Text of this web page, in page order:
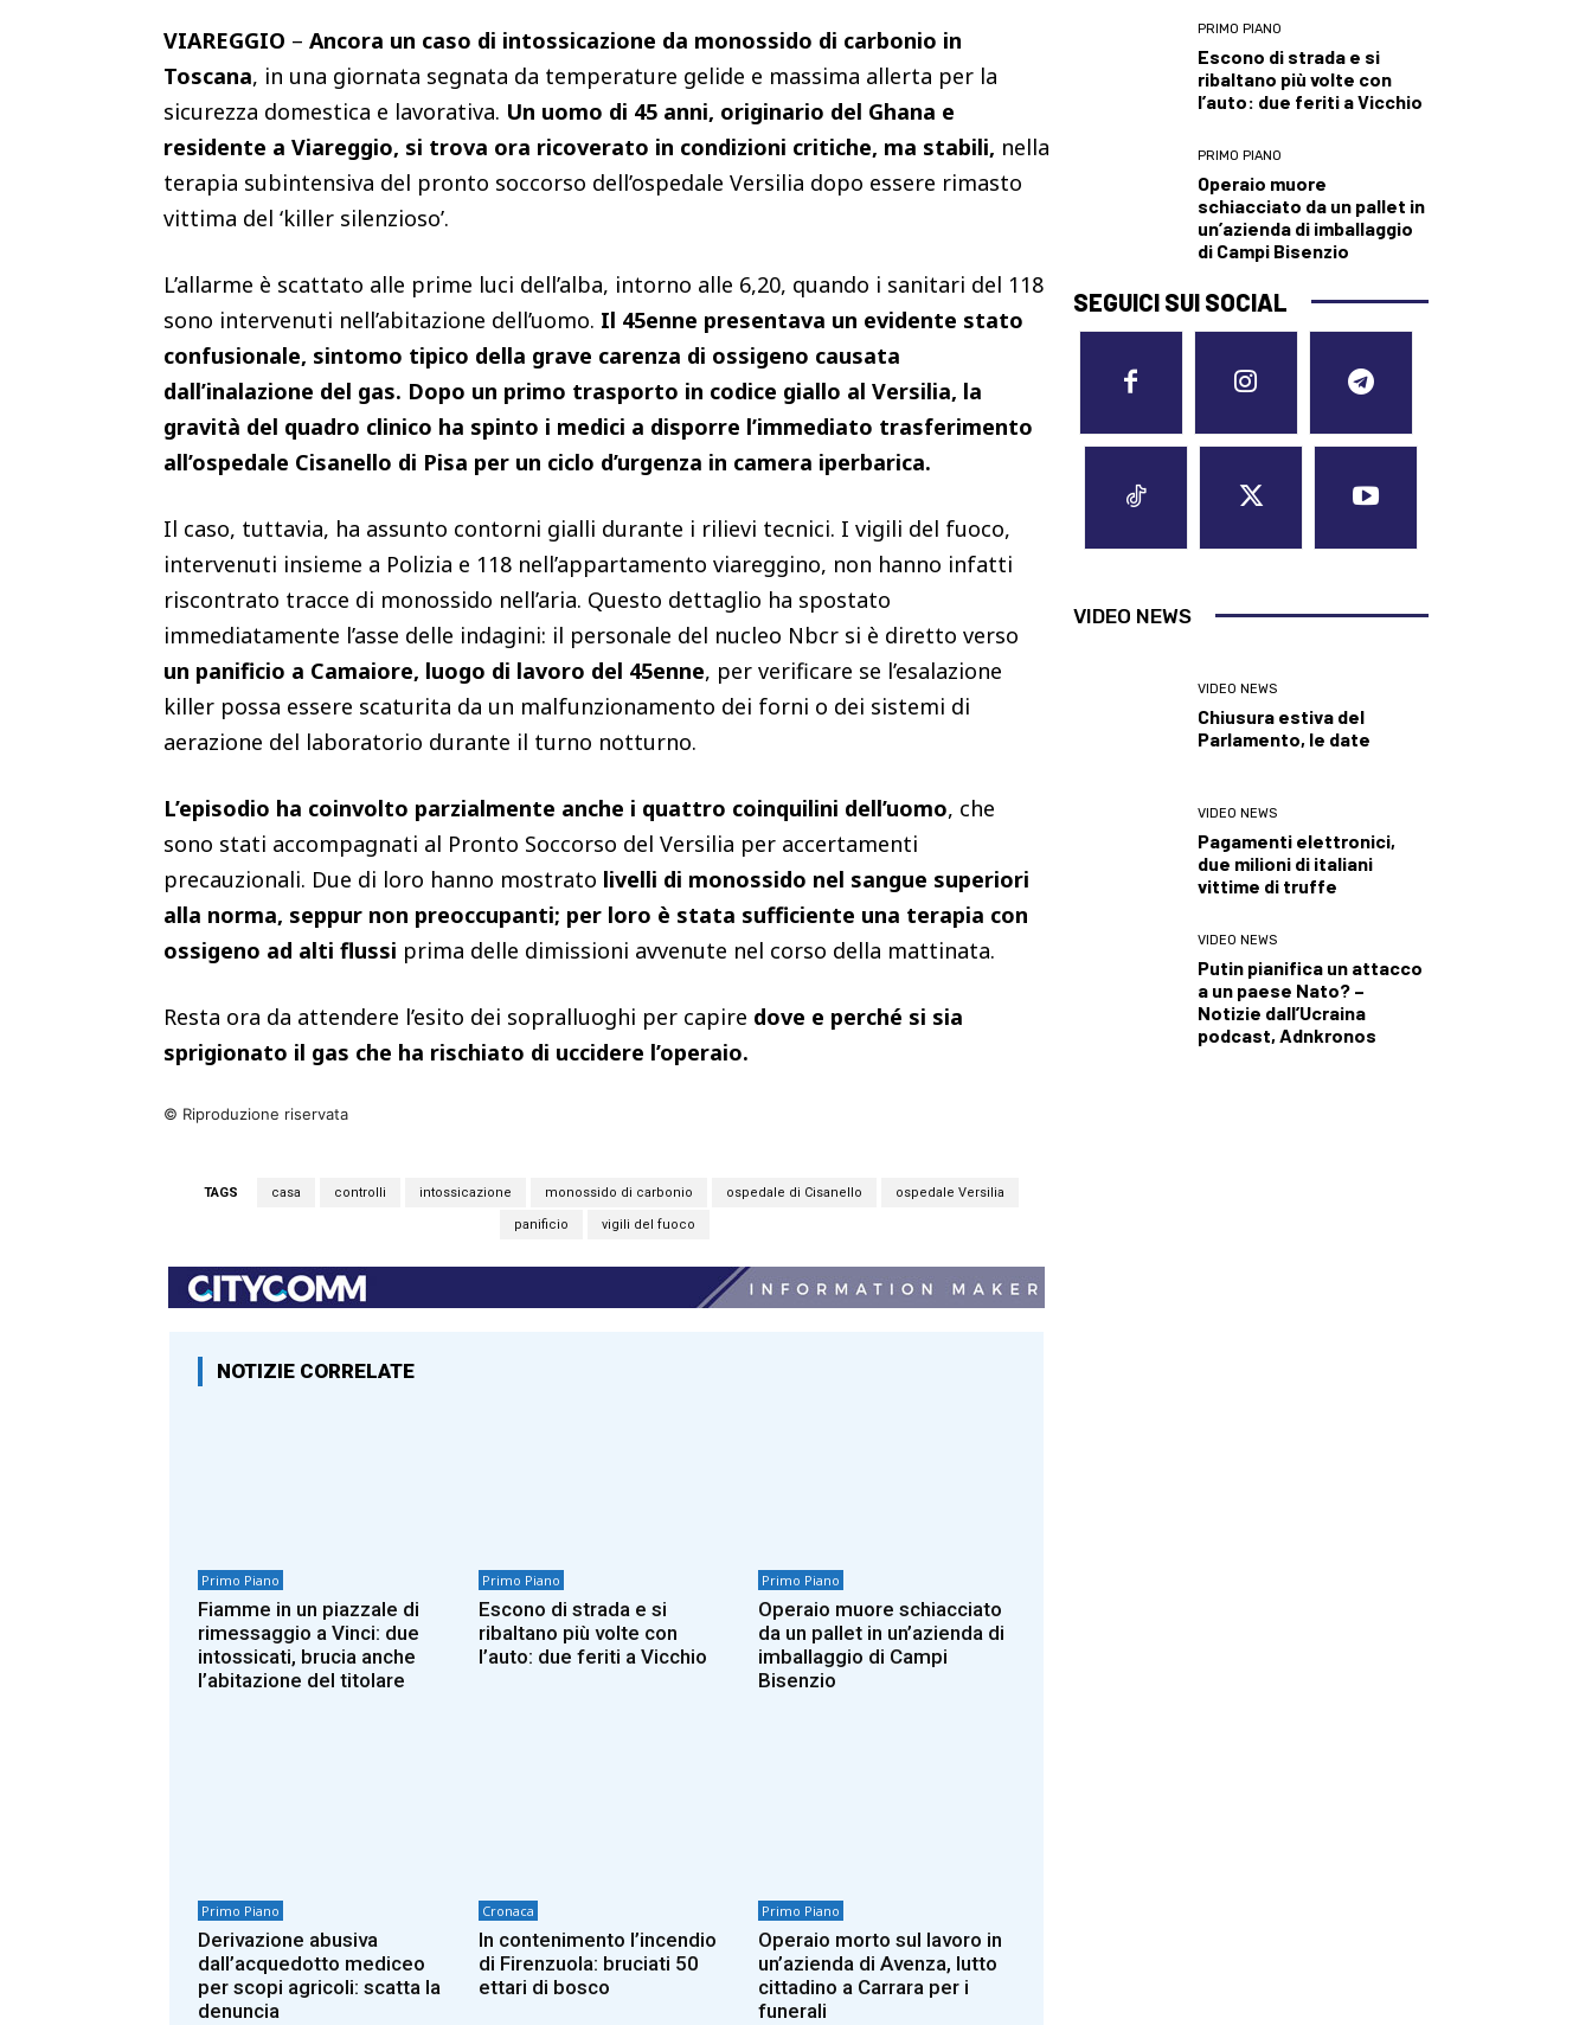
VIAREGGIO – Ancora un caso di intossicazione da monossido di carbonio in
Toscana, in una giornata segnata da temperature gelide e massima allerta per la
sicurezza domestica e lavorativa. Un uomo di 45 anni, originario del Ghana e
residente a Viareggio, si trova ora ricoverato in condizioni critiche, ma stabili, nella
terapia subintensiva del pronto soccorso dell’ospedale Versilia dopo essere rimasto
vittima del ‘killer silenzioso’.
L’allarme è scattato alle prime luci dell’alba, intorno alle 6,20, quando i sanitari del 118
sono intervenuti nell’abitazione dell’uomo. Il 45enne presentava un evidente stato
confusionale, sintomo tipico della grave carenza di ossigeno causata
dall’inalazione del gas. Dopo un primo trasporto in codice giallo al Versilia, la
gravità del quadro clinico ha spinto i medici a disporre l’immediato trasferimento
all’ospedale Cisanello di Pisa per un ciclo d’urgenza in camera iperbarica.
Il caso, tuttavia, ha assunto contorni gialli durante i rilievi tecnici. I vigili del fuoco,
intervenuti insieme a Polizia e 118 nell’appartamento viareggino, non hanno infatti
riscontrato tracce di monossido nell’aria. Questo dettaglio ha spostato
immediatamente l’asse delle indagini: il personale del nucleo Nbcr si è diretto verso
un panificio a Camaiore, luogo di lavoro del 45enne, per verificare se l’esalazione
killer possa essere scaturita da un malfunzionamento dei forni o dei sistemi di
aerazione del laboratorio durante il turno notturno.
L’episodio ha coinvolto parzialmente anche i quattro coinquilini dell’uomo, che
sono stati accompagnati al Pronto Soccorso del Versilia per accertamenti
precauzionali. Due di loro hanno mostrato livelli di monossido nel sangue superiori
alla norma, seppur non preoccupanti; per loro è stata sufficiente una terapia con
ossigeno ad alti flussi prima delle dimissioni avvenute nel corso della mattinata.
Resta ora da attendere l’esito dei sopralluoghi per capire dove e perché si sia
sprigionato il gas che ha rischiato di uccidere l’operaio.
© Riproduzione riservata
TAGS casa controlli intossicazione monossido di carbonio ospedale di Cisanello ospedale Versilia
panificio vigili del fuoco
NOTIZIE CORRELATE
Primo Piano
Fiamme in un piazzale di
rimessaggio a Vinci: due
intossicati, brucia anche
l’abitazione del titolare
Primo Piano
Escono di strada e si
ribaltano più volte con
l’auto: due feriti a Vicchio
Primo Piano
Operaio muore schiacciato
da un pallet in un’azienda di
imballaggio di Campi
Bisenzio
Primo Piano
Derivazione abusiva
dall’acquedotto mediceo
per scopi agricoli: scatta la
denuncia
Cronaca
In contenimento l’incendio
di Firenzuola: bruciati 50
ettari di bosco
Primo Piano
Operaio morto sul lavoro in
un’azienda di Avenza, lutto
cittadino a Carrara per i
funerali
PRIMO PIANO
Escono di strada e si
ribaltano più volte con
l’auto: due feriti a Vicchio
PRIMO PIANO
Operaio muore
schiacciato da un pallet in
un’azienda di imballaggio
di Campi Bisenzio
SEGUICI SUI SOCIAL
VIDEO NEWS
VIDEO NEWS
Chiusura estiva del
Parlamento, le date
VIDEO NEWS
Pagamenti elettronici,
due milioni di italiani
vittime di truffe
VIDEO NEWS
Putin pianifica un attacco
a un paese Nato? –
Notizie dall’Ucraina
podcast, Adnkronos